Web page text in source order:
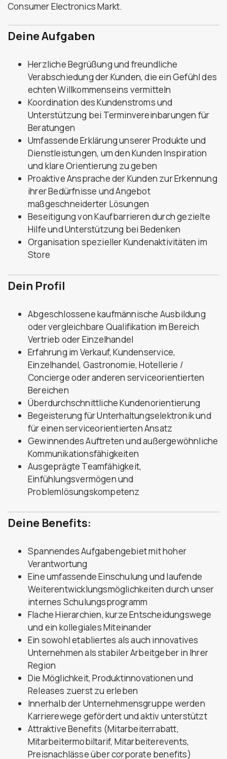
Consumer Electronics Markt.
Deine Aufgaben
Herzliche Begrüßung und freundliche
Verabschiedung der Kunden, die ein Gefühl des
echten Willkommenseins vermitteln
Koordination des Kundenstroms und
Unterstützung bei Terminvereinbarungen für
Beratungen
Umfassende Erklärung unserer Produkte und
Dienstleistungen, um den Kunden Inspiration
und klare Orientierung zu geben
Proaktive Ansprache der Kunden zur Erkennung
ihrer Bedürfnisse und Angebot
maßgeschneiderter Lösungen
Beseitigung von Kaufbarrieren durch gezielte
Hilfe und Unterstützung bei Bedenken
Organisation spezieller Kundenaktivitäten im
Store
Dein Profil
Abgeschlossene kaufmännische Ausbildung
oder vergleichbare Qualifikation im Bereich
Vertrieb oder Einzelhandel
Erfahrung im Verkauf, Kundenservice,
Einzelhandel, Gastronomie, Hotellerie /
Concierge oder anderen serviceorientierten
Bereichen
Überdurchschnittliche Kundenorientierung
Begeisterung für Unterhaltungselektronik und
für einen serviceorientierten Ansatz
Gewinnendes Auftreten und außergewöhnliche
Kommunikationsfähigkeiten
Ausgeprägte Teamfähigkeit,
Einfühlungsvermögen und
Problemlösungskompetenz
Deine Benefits:
Spannendes Aufgabengebiet mit hoher
Verantwortung
Eine umfassende Einschulung und laufende
Weiterentwicklungsmöglichkeiten durch unser
internes Schulungsprogramm
Flache Hierarchien, kurze Entscheidungswege
und ein kollegiales Miteinander
Ein sowohl etabliertes als auch innovatives
Unternehmen als stabiler Arbeitgeber in Ihrer
Region
Die Möglichkeit, Produktinnovationen und
Releases zuerst zu erleben
Innerhalb der Unternehmensgruppe werden
Karrierewege gefördert und aktiv unterstützt
Attraktive Benefits (Mitarbeiterrabatt,
Mitarbeitermobiltarif, Mitarbeiterevents,
Preisnachlässe über corporate benefits)